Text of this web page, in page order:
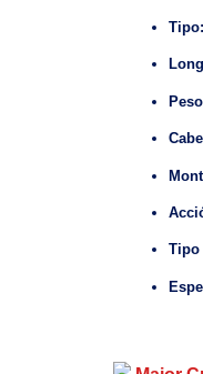
Tipo:
Tipo